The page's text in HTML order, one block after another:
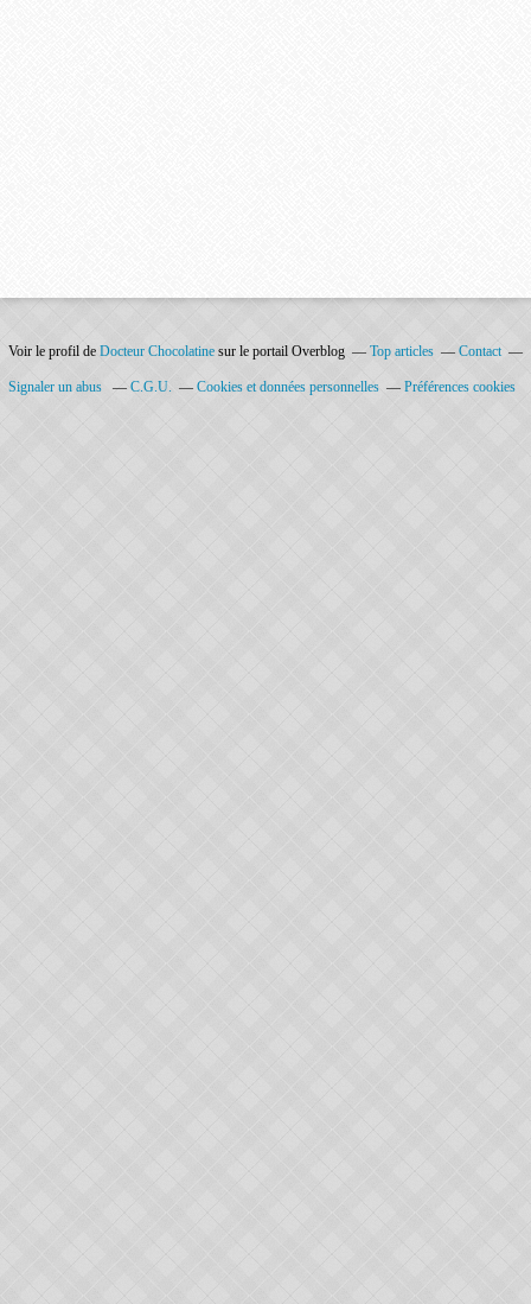
Voir le profil de Docteur Chocolatine sur le portail Overblog Top articles Contact
Signaler un abus C.G.U. Cookies et données personnelles Préférences cookies